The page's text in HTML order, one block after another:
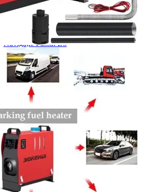
Navigație Mercedes W204
Navigație Mercedes W211
Navigație Mercedes Sprinter
Navigație Passat B5
Navigație Passat B5 5
Navigație Passat B6
Navigație Passat B7
Navigație Passat B8
Navigație Passat CC
Navigație Skoda Fabia 2
Navigație Skoda Octavia 1
Navigație Skoda Octavia 2
Navigație Skoda Octavia 3
Navigație Skoda Rapid
Navigație Skoda Superb 1
Navigație Skoda Superb 2
Toyota Avensis T25
Auto